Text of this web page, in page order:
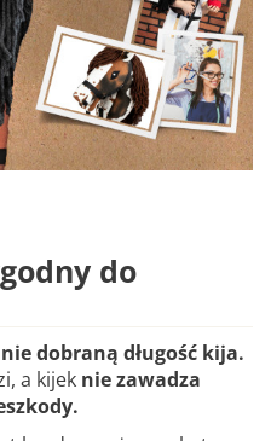
do
dobraną długość kija.
a kijek nie zawadza